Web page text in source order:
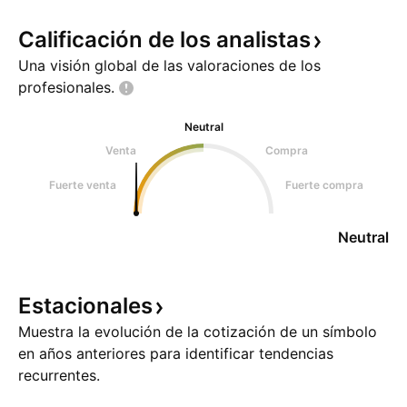
Calificación de los analistas
Una visión global de las valoraciones de los
profesionales.
Neutral
Venta
Compra
Fuerte venta Fuerte compra
Neutral
Estacionales
Muestra la evolución de la cotización de un símbolo
en años anteriores para identificar tendencias
recurrentes.